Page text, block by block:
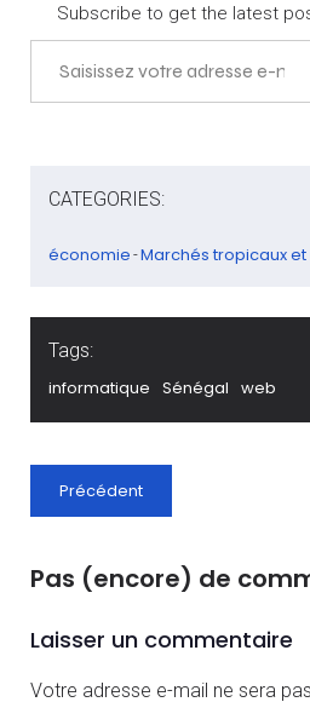
Subscribe to get the latest
Saisissez votre adresse e-mail…
CATEGORIES:
économie -Marchés tropicaux
Tags:
informatique Sénégal web
Précédent
Pas (encore) de
Laisser un commentaire
Votre adresse e-mail ne sera